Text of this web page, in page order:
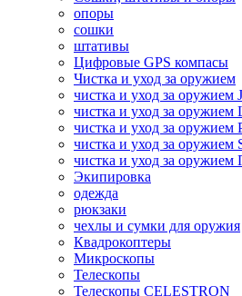
опоры
сошки
штативы
Цифровые GPS компасы
Чистка и уход за оружием
чистка и уход за оружием
чистка и уход за оружием
чистка и уход за оружием
чистка и уход за оружием
чистка и уход за
Экипировка
одежда
рюкзаки
чехлы и сумки для оружия
Квадрокоптеры
Микроскопы
Телескопы
Телескопы CELESTRON